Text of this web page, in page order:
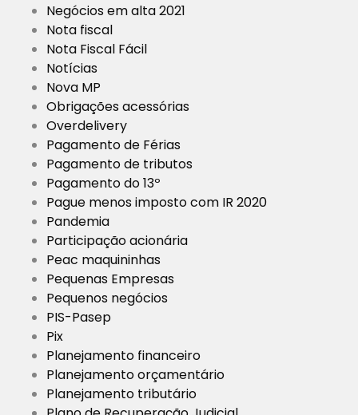
Negócios em alta 2021
Nota fiscal
Nota Fiscal Fácil
Notícias
Nova MP
Obrigações acessórias
Overdelivery
Pagamento de Férias
Pagamento de tributos
Pagamento do 13º
Pague menos imposto com IR 2020
Pandemia
Participação acionária
Peac maquininhas
Pequenas Empresas
Pequenos negócios
PIS-Pasep
Pix
Planejamento financeiro
Planejamento orçamentário
Planejamento tributário